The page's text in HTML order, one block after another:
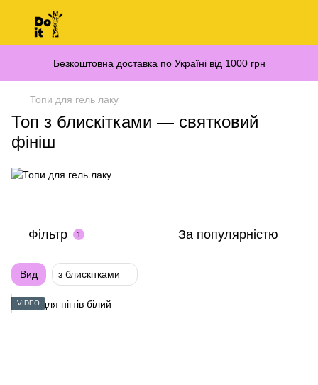
Безкоштовна доставка по Україні від 1000 грн
Топи для гель лаку
Топ з блискітками — святковий
фініш
Фільтр 1 За популярністю
Вид з блискітками
VIDEO